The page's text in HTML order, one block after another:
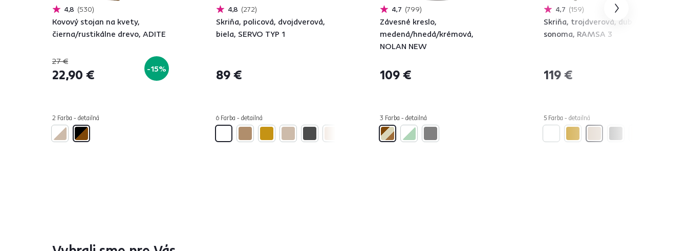
4,8 530
Kovový stojan na kvety,
čierna/rustikálne drevo, ADITE
27 €
22,90 € -15%
2 Farba - detailná
4,8 272
Skriňa, policová, dvojdverová,
biela, SERVO TYP 1
89 €
6 Farba - detailná
4,7 799
Závesné kreslo,
medená/hnedá/krémová,
NOLAN NEW
109 €
3 Farba - detailná
4,7 159
Skriňa, trojdverová, dub
sonoma, RAMSA 3
119 €
5 Farba - detailná